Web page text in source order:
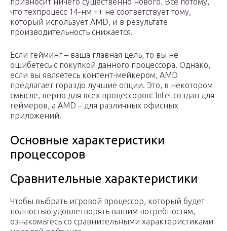
что техпроцесс 14-нм ++ не соответствует тому,
который использует AMD, и в результате
производительность снижается.
Если гейминг – ваша главная цель, то вы не
ошибетесь с покупкой данного процессора. Однако,
если вы являетесь контент-мейкером, AMD
предлагает гораздо лучшие опции. Это, в некотором
смысле, верно для всех процессоров: Intel создан для
геймеров, а AMD – для различных офисных
приложений.
Основные характеристики
процессоров
Сравнительные характеристики
Чтобы выбрать игровой процессор, который будет
полностью удовлетворять вашим потребностям,
ознакомьтесь со сравнительными характеристиками